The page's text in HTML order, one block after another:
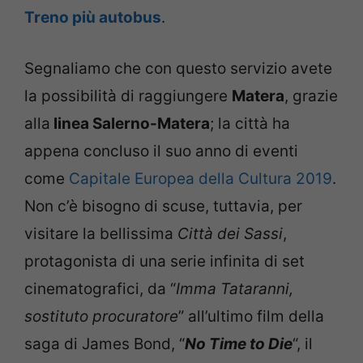
Treno più autobus.
Segnaliamo che con questo servizio avete
la possibilità di raggiungere Matera, grazie
alla linea Salerno-Matera; la città ha
appena concluso il suo anno di eventi
come Capitale Europea della Cultura 2019.
Non c’è bisogno di scuse, tuttavia, per
visitare la bellissima Città dei Sassi,
protagonista di una serie infinita di set
cinematografici, da “Imma Tataranni,
sostituto procuratore” all’ultimo film della
saga di James Bond, “No Time to Die“, il